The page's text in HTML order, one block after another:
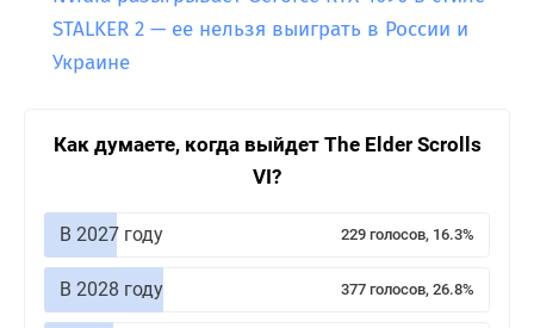
STALKER 2 — ее нельзя выиграть в России и
Украине
Как думаете, когда выйдет The Elder Scrolls
VI?
В 2027 году 229 голосов, 16.3%
В 2028 году 377 голосов, 26.8%